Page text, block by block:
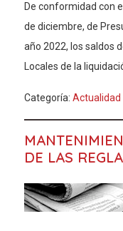
De conformidad con
de diciembre, de
año 2022, los saldos
Locales de la
Categoría:
DE LAS